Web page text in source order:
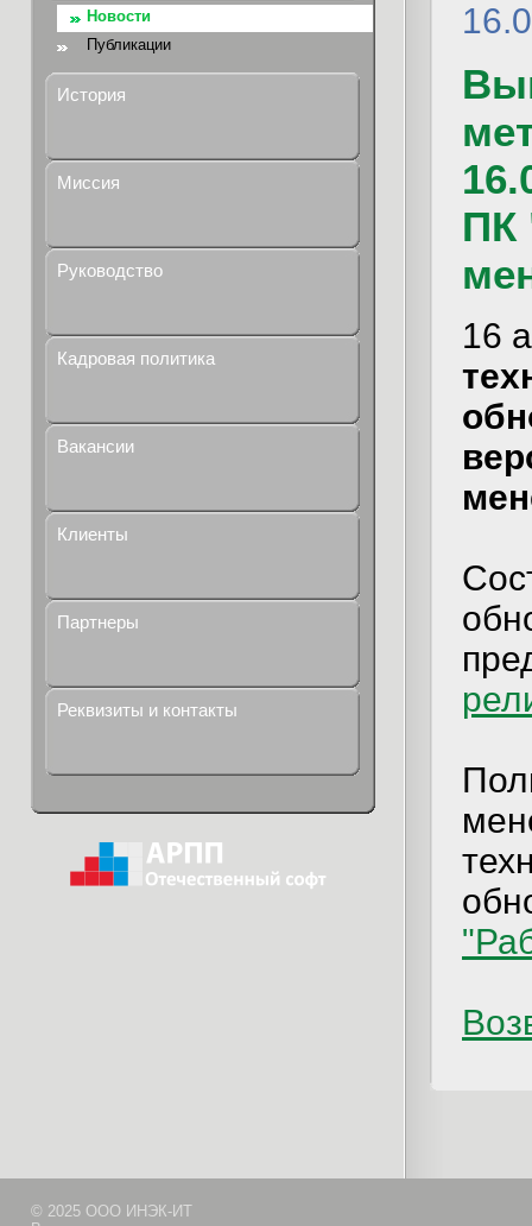
Новости
Публикации
История
Миссия
Руководство
Кадровая политика
Вакансии
Клиенты
Партнеры
Реквизиты и контакты
ПК
16
© 2025 ООО ИНЭК-ИТ